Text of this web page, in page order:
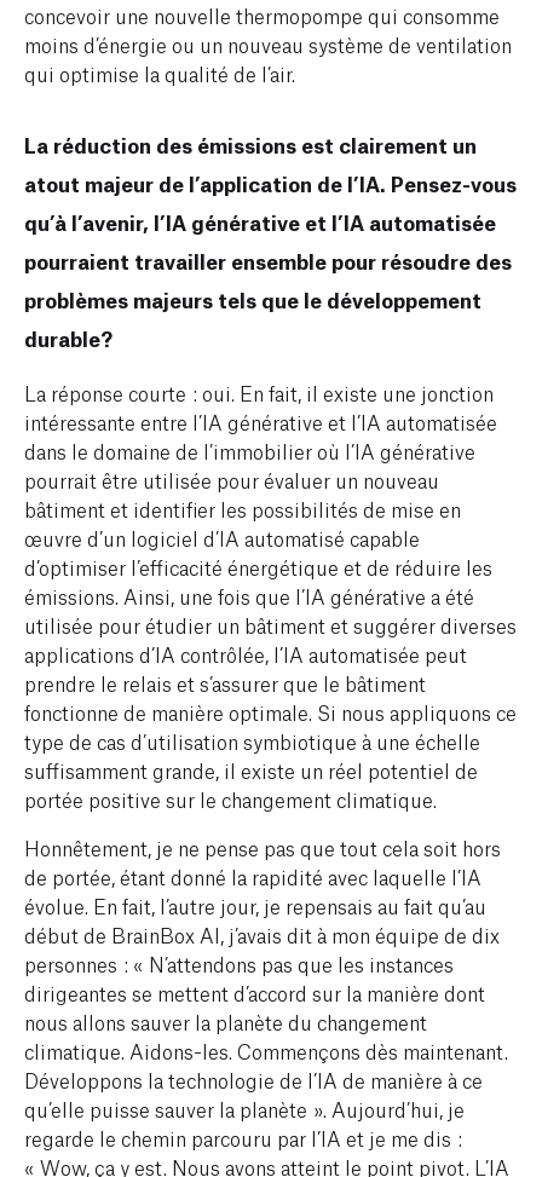
concevoir une nouvelle thermopompe qui consomme
moins d’énergie ou un nouveau système de ventilation
qui optimise la qualité de l’air.
La réduction des émissions est clairement un
atout majeur de l’application de l’IA. Pensez-vous
qu’à l’avenir, l’IA générative et l’IA automatisée
pourraient travailler ensemble pour résoudre des
problèmes majeurs tels que le développement
durable?
La réponse courte : oui. En fait, il existe une jonction
intéressante entre l’IA générative et l’IA automatisée
dans le domaine de l’immobilier où l’IA générative
pourrait être utilisée pour évaluer un nouveau
bâtiment et identifier les possibilités de mise en
œuvre d’un logiciel d’IA automatisé capable
d’optimiser l’efficacité énergétique et de réduire les
émissions. Ainsi, une fois que l’IA générative a été
utilisée pour étudier un bâtiment et suggérer diverses
applications d’IA contrôlée, l’IA automatisée peut
prendre le relais et s’assurer que le bâtiment
fonctionne de manière optimale. Si nous appliquons ce
type de cas d’utilisation symbiotique à une échelle
suffisamment grande, il existe un réel potentiel de
portée positive sur le changement climatique.
Honnêtement, je ne pense pas que tout cela soit hors
de portée, étant donné la rapidité avec laquelle l’IA
évolue. En fait, l’autre jour, je repensais au fait qu’au
début de BrainBox AI, j’avais dit à mon équipe de dix
personnes : « N’attendons pas que les instances
dirigeantes se mettent d’accord sur la manière dont
nous allons sauver la planète du changement
climatique. Aidons-les. Commençons dès maintenant.
Développons la technologie de l’IA de manière à ce
qu’elle puisse sauver la planète ». Aujourd’hui, je
regarde le chemin parcouru par l’IA et je me dis :
« Wow, ça y est. Nous avons atteint le point pivot. L’IA